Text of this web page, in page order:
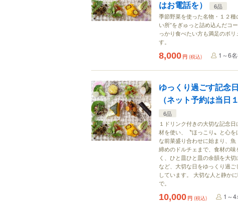
はお電話を）
6品
季節野菜を使った名物・１２
い所”をぎゅっと詰め込んだコ
っかり食べたい方も満足のボ
す。
8,000 円 (税込) 1～6
ゆっくり過ごす記念
（ネット予約は当日
6品
１ドリンク付きの大切な記念
材を使い、〝ほっこり〟と心
な前菜盛り合わせに始まり、
締めのドルチェまで、食材の
く、ひと皿ひと皿の余韻を大
など、大切な日をゆっくり過
しています。 大切な人と静か
で。
10,000 円 (税込) 1～4